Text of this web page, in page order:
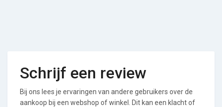
Schrijf een review
Bij ons lees je ervaringen van andere gebruikers over de
aankoop bij een webshop of winkel. Dit kan een klacht of